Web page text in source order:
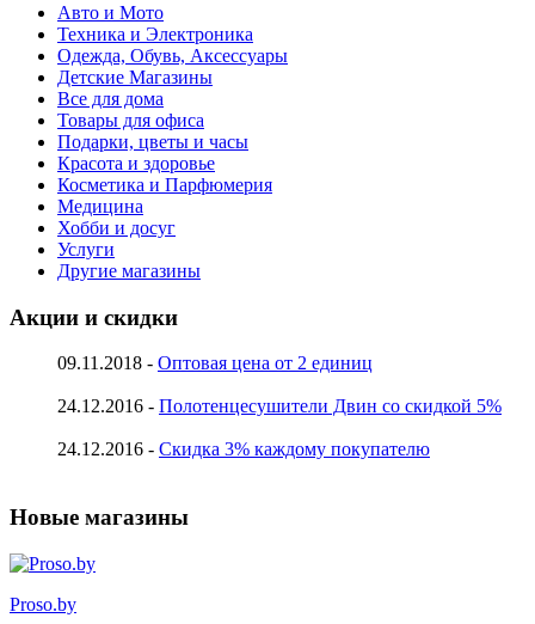
Авто и Мото
Техника и Электроника
Одежда, Обувь, Аксессуары
Детские Магазины
Все для дома
Товары для офиса
Подарки, цветы и часы
Красота и здоровье
Косметика и Парфюмерия
Медицина
Хобби и досуг
Услуги
Другие магазины
Акции и скидки
09.11.2018 - Оптовая цена от 2 единиц
24.12.2016 - Полотенцесушители Двин со скидкой 5%
24.12.2016 - Скидка 3% каждому покупателю
Новые магазины
Proso.by